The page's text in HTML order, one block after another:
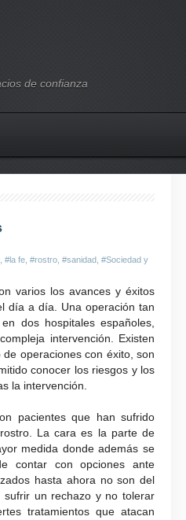
de confianza
#la fe #rostro #sanidad #Sociedad y
varios los avances y éxitos
día a día. Una operación tan
dos hospitales españoles,
intervención. Existen
operaciones con éxito, son
conocer los riesgos y los
la intervención.
pacientes que han sufrido
La cara es la parte de
medida donde además se
contar con opciones ante
hasta ahora no son del
sufrir un rechazo y no tolerar
tratamientos que atacan